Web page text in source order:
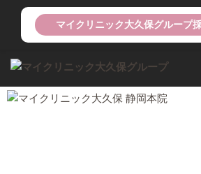
マイクリニック大久保グループ